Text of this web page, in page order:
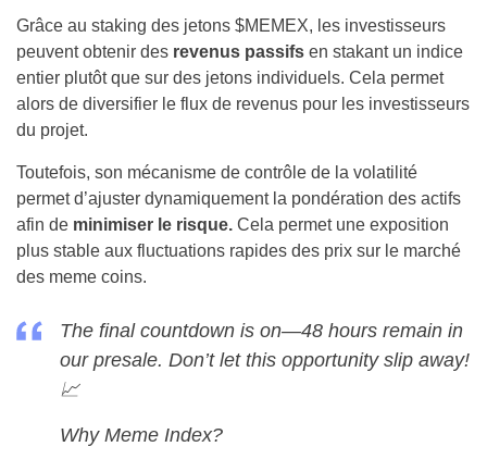
Grâce au staking des jetons $MEMEX, les investisseurs
peuvent obtenir des revenus passifs en stakant un indice
entier plutôt que sur des jetons individuels. Cela permet
alors de diversifier le flux de revenus pour les investisseurs
du projet.
Toutefois, son mécanisme de contrôle de la volatilité
permet d’ajuster dynamiquement la pondération des actifs
afin de minimiser le risque. Cela permet une exposition
plus stable aux fluctuations rapides des prix sur le marché
des meme coins.
The final countdown is on—48 hours remain in
our presale. Don’t let this opportunity slip away!
📈
Why Meme Index?